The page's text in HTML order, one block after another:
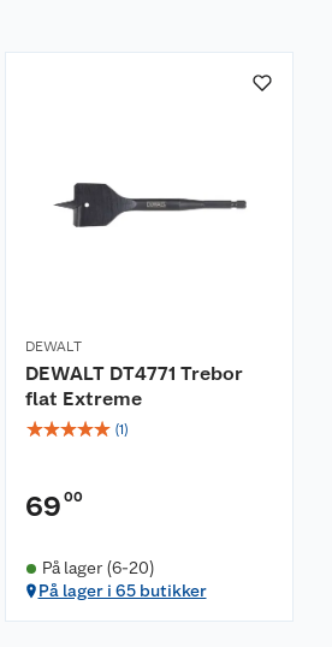
DEWALT
DEWALT DT4771 Trebor
flat Extreme
☆☆☆☆☆ (1)
69 00
På lager (6-20)
På lager i 65 butikker